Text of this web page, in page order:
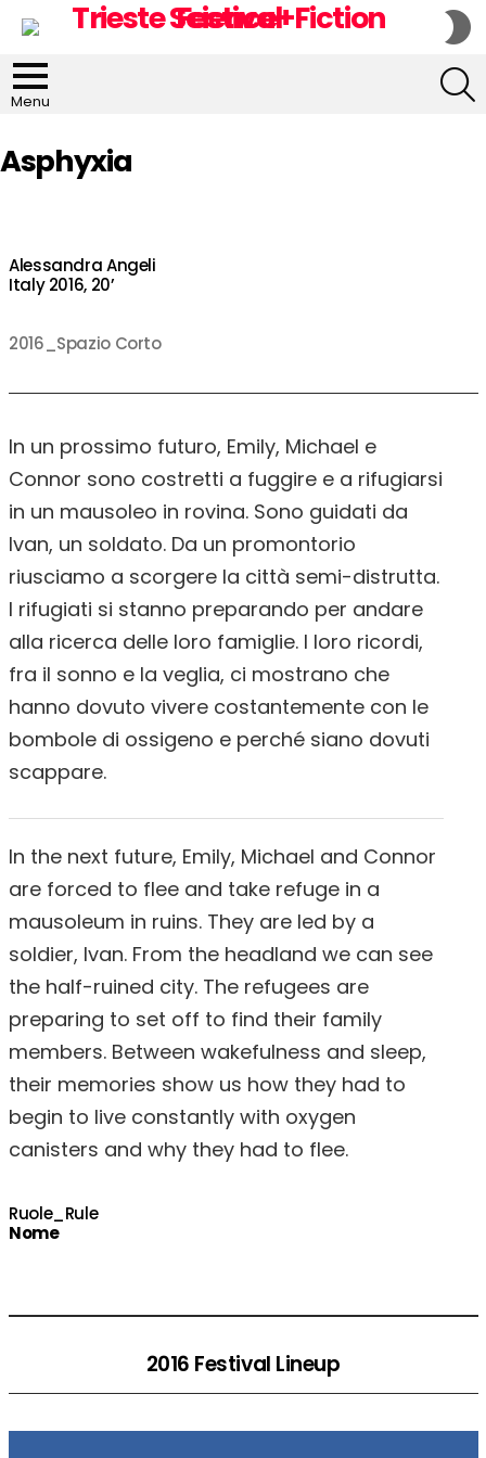
Menu
Asphyxia
Alessandra Angeli
Italy 2016, 20’
2016_Spazio Corto
In un prossimo futuro, Emily, Michael e
Connor sono costretti a fuggire e a rifugiarsi
in un mausoleo in rovina. Sono guidati da
Ivan, un soldato. Da un promontorio
riusciamo a scorgere la città semi-distrutta.
I rifugiati si stanno preparando per andare
alla ricerca delle loro famiglie. I loro ricordi,
fra il sonno e la veglia, ci mostrano che
hanno dovuto vivere costantemente con le
bombole di ossigeno e perché siano dovuti
scappare.
In the next future, Emily, Michael and Connor
are forced to flee and take refuge in a
mausoleum in ruins. They are led by a
soldier, Ivan. From the headland we can see
the half-ruined city. The refugees are
preparing to set off to find their family
members. Between wakefulness and sleep,
their memories show us how they had to
begin to live constantly with oxygen
canisters and why they had to flee.
Ruole_Rule
Nome
2016 Festival Lineup